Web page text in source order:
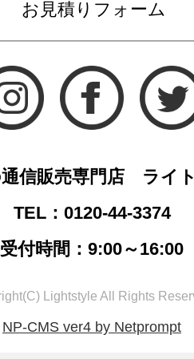
お見積りフォーム
通信販売専門店 ライ
TEL：0120-44-3374
受付時間：9:00～16:00
Lightstyle All Rights
NP-CMS ver4 by Netprompt